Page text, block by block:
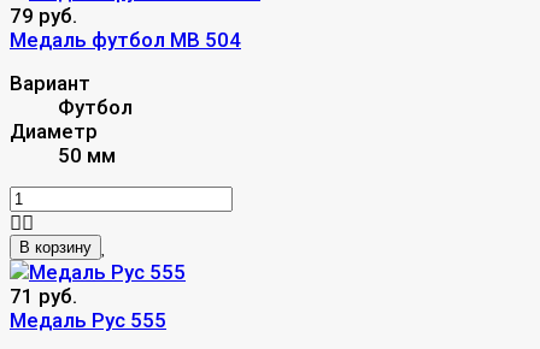
79 руб.
Медаль футбол MB 504
Вариант
Футбол
Диаметр
50 мм
В корзину
71 руб.
Медаль Рус 555